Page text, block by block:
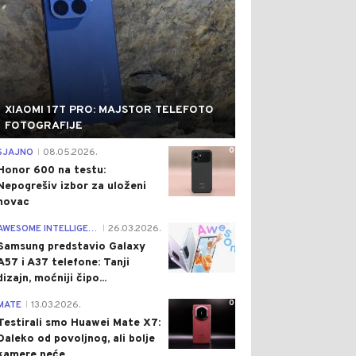
XIAOMI 17T PRO: MAJSTOR TELEFOTO
FOTOGRAFIJE
0
08.05.2026.
600 na testu:
izbor za uloženi
AWESOME INTELLIGENCE 26.03.2026.
predstavio Galaxy
i A37 telefone: Tanji
moćniji čipo...
0
13.03.2026.
smo Huawei Mate X7:
od povoljnog, ali bolje